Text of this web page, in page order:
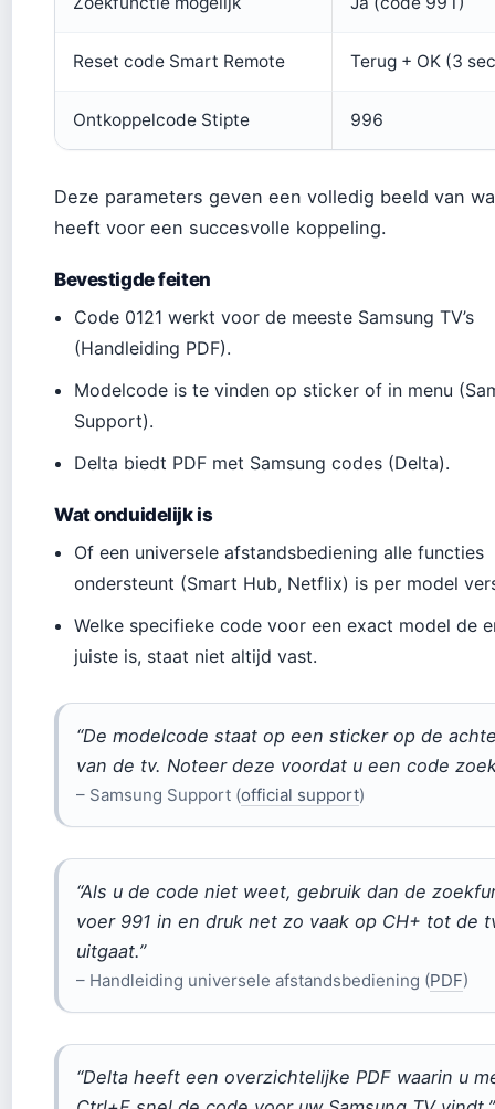
Reset code Smart Remote Terug + OK (3
Ontkoppelcode Stipte 996
Deze parameters geven een volledig beeld van
heeft voor een succesvolle koppeling.
Bevestigde feiten
Code 0121 werkt voor de meeste Samsung TV’s
(Handleiding PDF).
Modelcode is te vinden op sticker of in menu
Support).
Delta biedt PDF met Samsung codes (Delta).
Wat onduidelijk is
Of een universele afstandsbediening alle functies
ondersteunt (Smart Hub, Netflix) is per model
Welke specifieke code voor een exact model de
juiste is, staat niet altijd vast.
“De modelcode staat op een sticker op de
van de tv. Noteer deze voordat u een code
– Samsung Support (official support)
“Als u de code niet weet, gebruik dan de
voer 991 in en druk net zo vaak op CH+ tot de
uitgaat.”
– Handleiding universele afstandsbediening (PDF)
“Delta heeft een overzichtelijke PDF waarin u